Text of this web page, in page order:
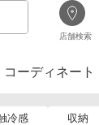
店舗検索
コーディネート
冷感 収納